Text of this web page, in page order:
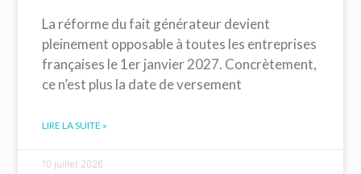
La réforme du fait générateur devient
pleinement opposable à toutes les entreprises
françaises le 1er janvier 2027. Concrètement,
ce n’est plus la date de versement
LIRE LA SUITE »
10 juillet 2026